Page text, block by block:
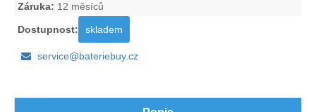
Záruka: 12 měsíců
Dostupnost: skladem
service@bateriebuy.cz